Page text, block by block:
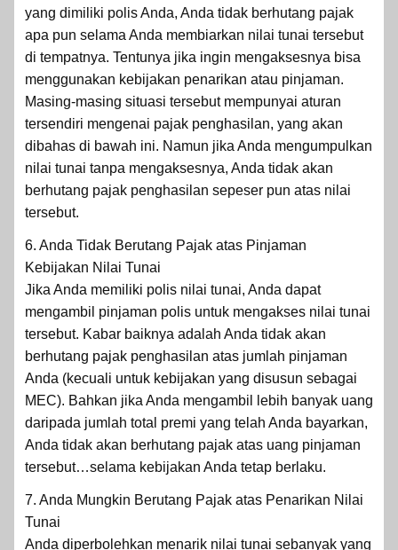
yang dimiliki polis Anda, Anda tidak berhutang pajak
apa pun selama Anda membiarkan nilai tunai tersebut
di tempatnya. Tentunya jika ingin mengaksesnya bisa
menggunakan kebijakan penarikan atau pinjaman.
Masing-masing situasi tersebut mempunyai aturan
tersendiri mengenai pajak penghasilan, yang akan
dibahas di bawah ini. Namun jika Anda mengumpulkan
nilai tunai tanpa mengaksesnya, Anda tidak akan
berhutang pajak penghasilan sepeser pun atas nilai
tersebut.
6. Anda Tidak Berutang Pajak atas Pinjaman
Kebijakan Nilai Tunai
Jika Anda memiliki polis nilai tunai, Anda dapat
mengambil pinjaman polis untuk mengakses nilai tunai
tersebut. Kabar baiknya adalah Anda tidak akan
berhutang pajak penghasilan atas jumlah pinjaman
Anda (kecuali untuk kebijakan yang disusun sebagai
MEC). Bahkan jika Anda mengambil lebih banyak uang
daripada jumlah total premi yang telah Anda bayarkan,
Anda tidak akan berhutang pajak atas uang pinjaman
tersebut…selama kebijakan Anda tetap berlaku.
7. Anda Mungkin Berutang Pajak atas Penarikan Nilai
Tunai
Anda diperbolehkan menarik nilai tunai sebanyak yang